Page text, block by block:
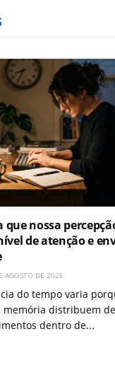
nossa
de atenção e
AGOSTO DE 2026
do tempo varia
memória distribuem
dentro de...